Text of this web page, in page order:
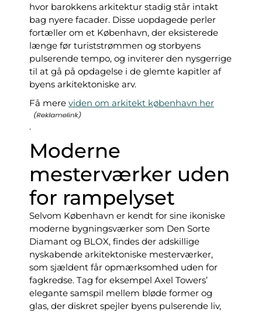
hvor barokkens arkitektur stadig står intakt
bag nyere facader. Disse uopdagede perler
fortæller om et København, der eksisterede
længe før turiststrømmen og storbyens
pulserende tempo, og inviterer den nysgerrige
til at gå på opdagelse i de glemte kapitler af
byens arkitektoniske arv.
Få mere viden om arkitekt københavn her
.
Moderne
mesterværker uden
for rampelyset
Selvom København er kendt for sine ikoniske
moderne bygningsværker som Den Sorte
Diamant og BLOX, findes der adskillige
nyskabende arkitektoniske mesterværker,
som sjældent får opmærksomhed uden for
fagkredse. Tag for eksempel Axel Towers’
elegante samspil mellem bløde former og
glas, der diskret spejler byens pulserende liv,